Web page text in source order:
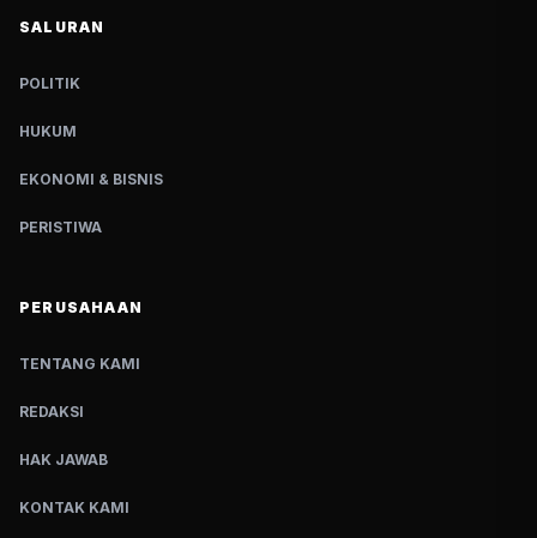
SALURAN
POLITIK
HUKUM
EKONOMI & BISNIS
PERISTIWA
PERUSAHAAN
TENTANG KAMI
REDAKSI
HAK JAWAB
KONTAK KAMI